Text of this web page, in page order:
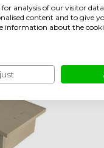
for analysis of our visitor
content and to give
information about the